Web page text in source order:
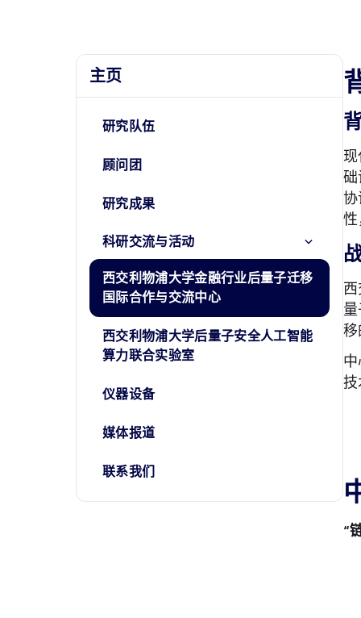
主页
研究队伍
顾问团
研究成果
科研交流与活动
西交利物浦大学金融行业后量子迁移
国际合作与交流中心
西交利物浦大学后量子安全人工智能
算力联合实验室
仪器设备
媒体报道
联系我们
现
础
协
性
移
技
“